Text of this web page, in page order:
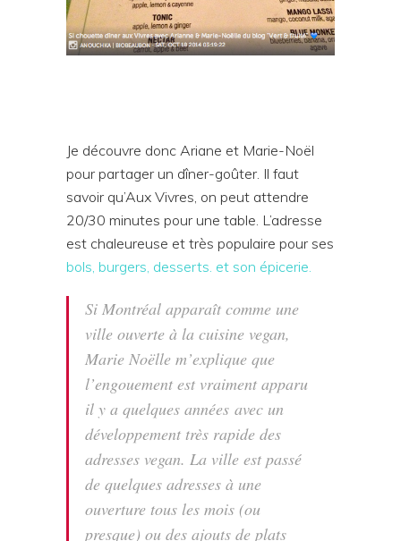
Je découvre donc Ariane et Marie-Noël
pour partager un dîner-goûter. Il faut
savoir qu’Aux Vivres, on peut attendre
20/30 minutes pour une table. L’adresse
est chaleureuse et très populaire pour ses
bols, burgers, desserts. et son épicerie.
Si Montréal apparaît comme une
ville ouverte à la cuisine vegan,
Marie Noëlle m’explique que
l’engouement est vraiment apparu
il y a quelques années avec un
développement très rapide des
adresses vegan. La ville est passé
de quelques adresses à une
ouverture tous les mois (ou
presque) ou des ajouts de plats